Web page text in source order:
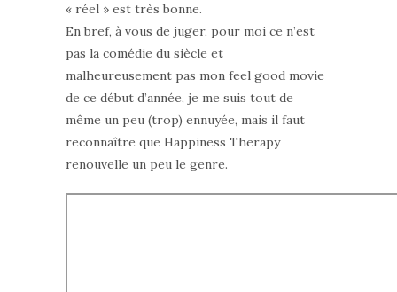
« réel » est très bonne.
En bref, à vous de juger, pour moi ce n’est
pas la comédie du siècle et
malheureusement pas mon feel good movie
de ce début d’année, je me suis tout de
même un peu (trop) ennuyée, mais il faut
reconnaître que Happiness Therapy
renouvelle un peu le genre.